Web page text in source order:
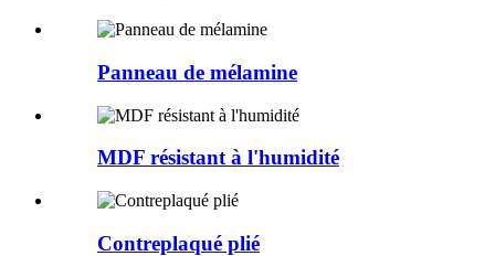
Panneau de mélamine
MDF résistant à l'humidité
Contreplaqué plié